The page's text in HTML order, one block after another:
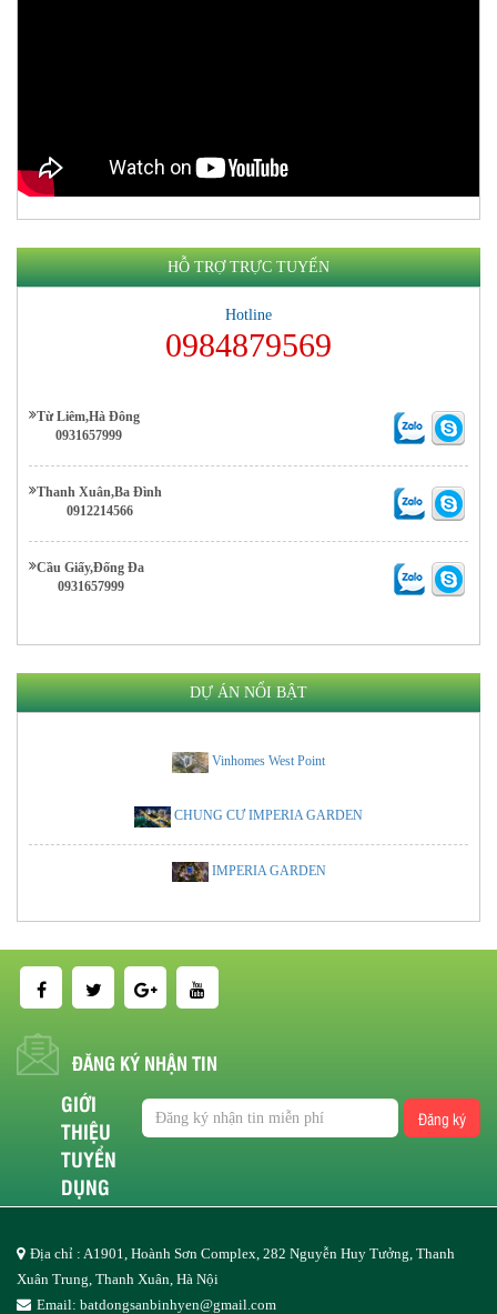
HỖ TRỢ TRỰC TUYẾN
Hotline
0984879569
Từ Liêm,Hà Đông
0931657999
Thanh Xuân,Ba Đình
0912214566
Cầu Giấy,Đống Đa
0931657999
DỰ ÁN NỔI BẬT
Vinhomes West Point
CHUNG CƯ IMPERIA GARDEN
IMPERIA GARDEN
ĐĂNG KÝ NHẬN TIN
Đăng ký
GIỚI
THIỆU
TUYỂN
DỤNG
Địa chỉ : A1901, Hoành Sơn Complex, 282 Nguyễn Huy Tưởng, Thanh
Xuân Trung, Thanh Xuân, Hà Nội
Email: batdongsanbinhyen@gmail.com